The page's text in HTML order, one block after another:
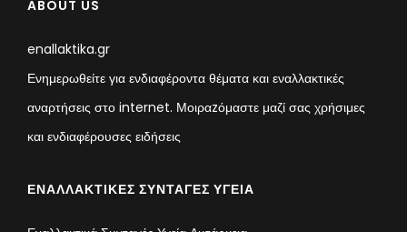
ABOUT US
enallaktika.gr
Ενημερωθείτε για ενδιαφέροντα θέματα και εναλλακτικές
αναρτήσεις στο internet. Μοιραzόμαστε μαζί σας χρήσιμες
και ενδιαφέρουσες ειδήσεις
ΕΝΑΛΛΑΚΤΙΚΈΣ ΣΥΝΤΑΓΈΣ ΥΓΕΊΑ